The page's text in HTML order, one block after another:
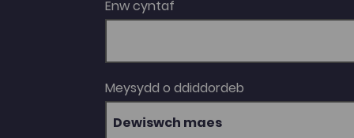
Enw cyntaf
Meysydd o ddiddordeb
Dewiswch maes